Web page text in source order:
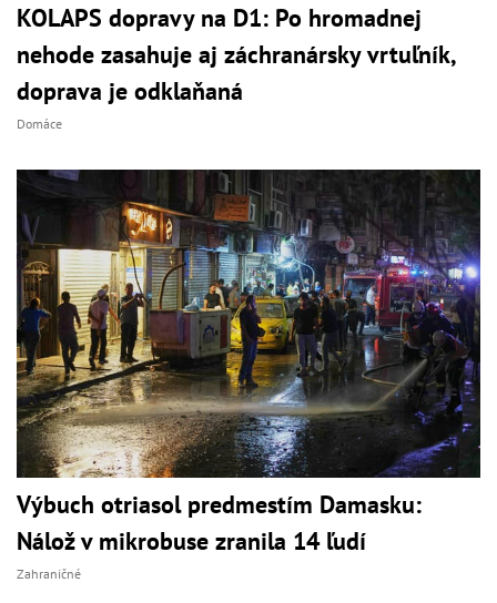
KOLAPS dopravy na D1: Po hromadnej
nehode zasahuje aj záchranársky vrtuľník,
doprava je odklaňaná
Domáce
Výbuch otriasol predmestím Damasku:
Nálož v mikrobuse zranila 14 ľudí
Zahraničné